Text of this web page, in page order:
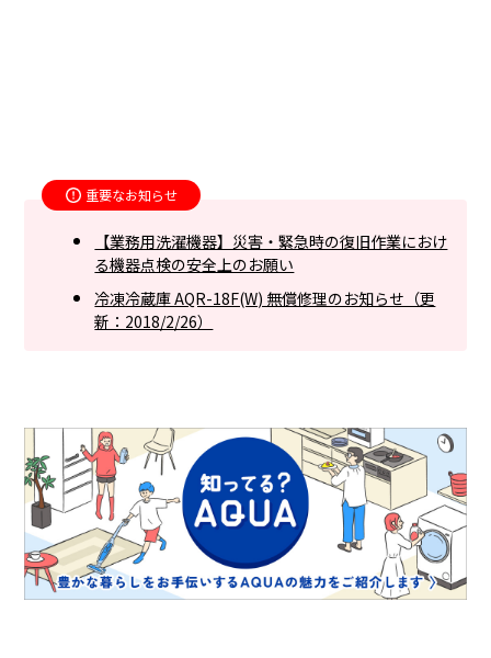
重要なお知らせ
【業務用洗濯機器】災害・緊急時の復旧作業におけ
る機器点検の安全上のお願い
冷凍冷蔵庫 AQR-18F(W) 無償修理のお知らせ（更
新：2018/2/26）